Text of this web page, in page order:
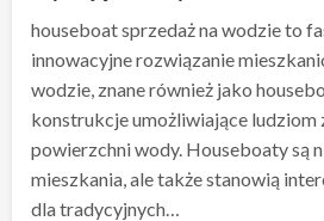
houseboat sprzedaż na wodzie to
innowacyjne rozwiązanie
wodzie, znane również jako
konstrukcje umożliwiające ludziom
powierzchni wody. Houseboaty są
mieszkania, ale także stanowią
dla tradycyjnych…